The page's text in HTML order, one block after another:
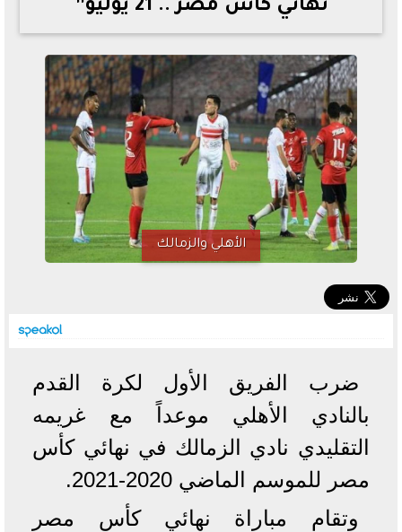
خطوات الاستعلام فور اعتمادها
تصرف مثير من ميسي ونجوم الأرجنتين قبل مواجهة مصر
تحسن حالة فضل شاكر الصحية وخروجه من المستشفى |
تفاصيل
أسعار الحديد والأسمنت اليوم الإثنين 6 - 7 - 2026
نهائي كأس مصر .. 21 يوليو”
الأهلي والزمالك
ضرب الفريق الأول لكرة القدم
بالنادي الأهلي موعداً مع غريمه
التقليدي نادي الزمالك في نهائي كأس
مصر للموسم الماضي 2020-2021.
وتقام مباراة نهائي كأس مصر